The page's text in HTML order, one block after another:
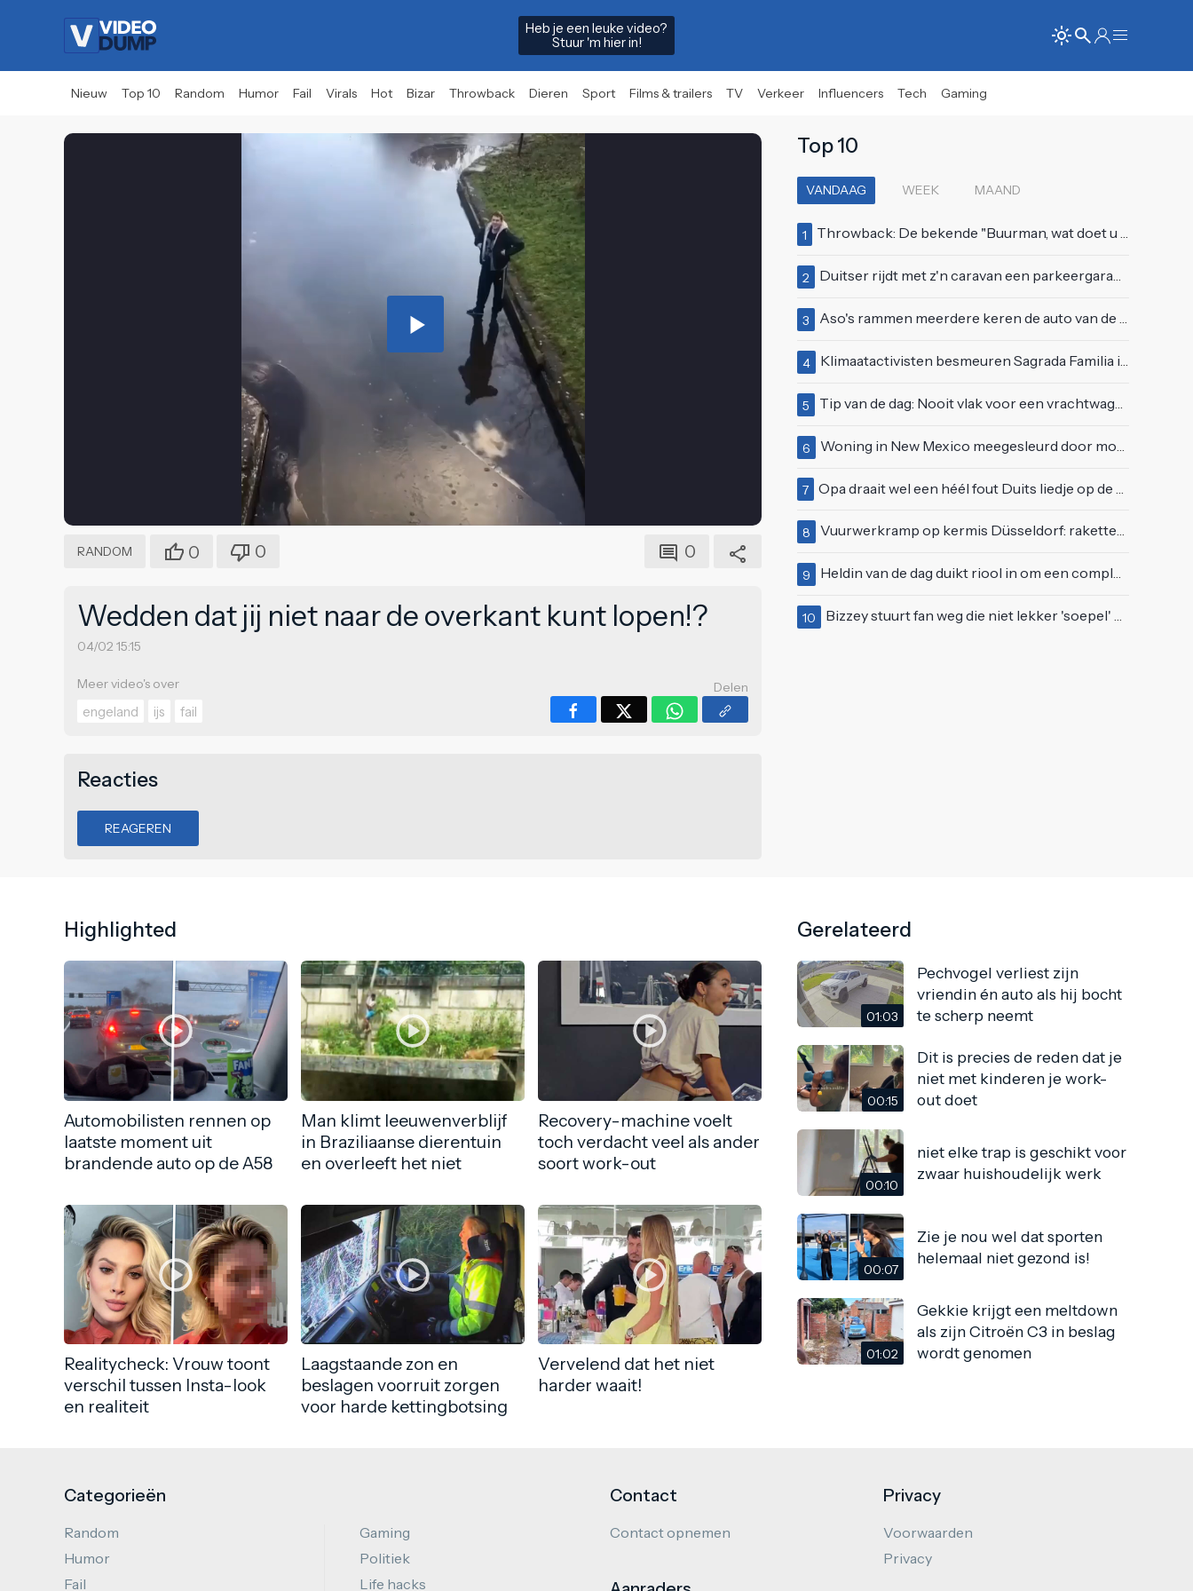
Heb je een leuke video?
Stuur 'm hier in!
Nieuw Top 10 Random Humor Fail Virals Hot Bizar Throwback Dieren Sport Films & trailers TV Verkeer Influencers Tech Gaming
Play
Video
RANDOM 0 0 0
Wedden dat jij niet naar de overkant kunt lopen!?
04/02 15:15
Meer video's over
engeland
ijs fail
Delen
Reacties
REAGEREN
Top 10
VANDAAG WEEK MAAND
1 Throwback: De bekende "Buurman, wat doet u nu?"-scène uit Flodder met Tatjana Šimić
2 Duitser rijdt met z'n caravan een parkeergarage in Vlissingen binnen
3 Aso's rammen meerdere keren de auto van de buren, maar doen alsof er niets gebeurd is
4 Klimaatactivisten besmeuren Sagrada Familia in Barcelona met lading verf
5 Tip van de dag: Nooit vlak voor een vrachtwagen invoegen
6 Woning in New Mexico meegesleurd door modderstroom
7 Opa draait wel een héél fout Duits liedje op de markt van Emmen
8 Vuurwerkramp op kermis Düsseldorf: raketten schieten het publiek in
9 Heldin van de dag duikt riool in om een complete eendenfamilie te redden
10 Bizzey stuurt fan weg die niet lekker 'soepel' kan bewegen op podium
Highlighted
Automobilisten rennen op
laatste moment uit
brandende auto op de A58
Man klimt leeuwenverblijf
in Braziliaanse dierentuin
en overleeft het niet
Recovery-machine voelt
toch verdacht veel als ander
soort work-out
Realitycheck: Vrouw toont
verschil tussen Insta-look
en realiteit
Laagstaande zon en
beslagen voorruit zorgen
voor harde kettingbotsing
Vervelend dat het niet
harder waait!
Gerelateerd
01:03
Pechvogel verliest zijn
vriendin én auto als hij bocht
te scherp neemt
00:15
Dit is precies de reden dat je
niet met kinderen je work-
out doet
00:10
niet elke trap is geschikt voor
zwaar huishoudelijk werk
00:07
Zie je nou wel dat sporten
helemaal niet gezond is!
01:02
Gekkie krijgt een meltdown
als zijn Citroën C3 in beslag
wordt genomen
Categorieën
Random
Humor
Fail
Gaming
Politiek
Life hacks
Contact
Contact opnemen
Privacy
Voorwaarden
Privacy